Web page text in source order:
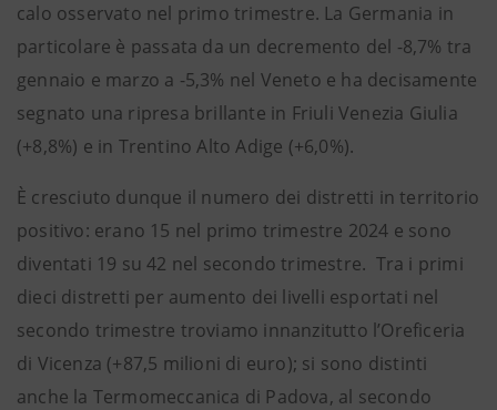
calo osservato nel primo trimestre. La Germania in
particolare è passata da un decremento del -8,7% tra
gennaio e marzo a -5,3% nel Veneto e ha decisamente
segnato una ripresa brillante in Friuli Venezia Giulia
(+8,8%) e in Trentino Alto Adige (+6,0%).
È cresciuto dunque il numero dei distretti in territorio
positivo: erano 15 nel primo trimestre 2024 e sono
diventati 19 su 42 nel secondo trimestre. Tra i primi
dieci distretti per aumento dei livelli esportati nel
secondo trimestre troviamo innanzitutto l’Oreficeria
di Vicenza (+87,5 milioni di euro); si sono distinti
anche la Termomeccanica di Padova, al secondo